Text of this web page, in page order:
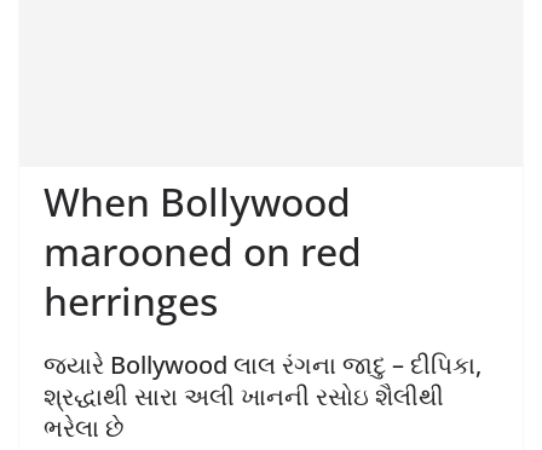
When Bollywood
marooned on red
herringes
જ્યારે Bollywood લાલ રંગના જાદુ – દીપિકા,
શ્રદ્ધાથી સારા અલી ખાનની રસોઇ શૈલીથી
ભરેલા છે